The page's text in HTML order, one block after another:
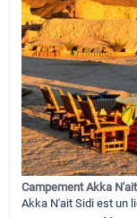
Campement Akka
Akka N'ait Sidi est un